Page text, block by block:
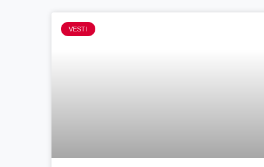
VESTI